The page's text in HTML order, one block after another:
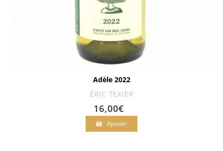
Adèle 2022
ÉRIC TEXIER
16,00€
Ajouter